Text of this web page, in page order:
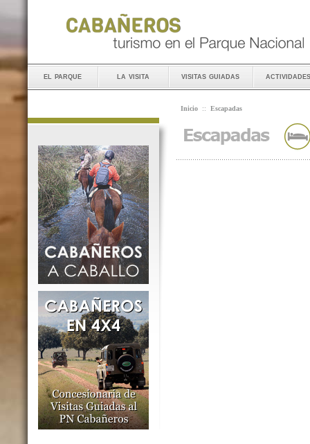
el parque la visita visitas guiadas actividades
Inicio :: Escapadas